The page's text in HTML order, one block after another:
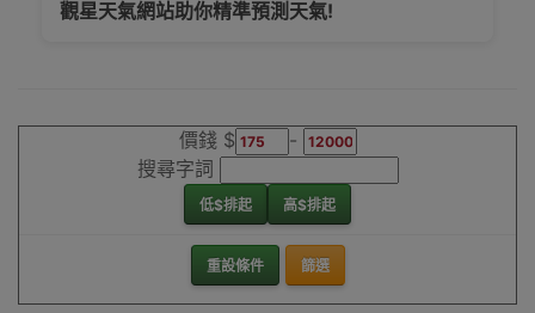
觀星天氣網站助你精準預測天氣!
價錢 $
-
搜尋字詞
低$排起 高$排起
重設條件 篩選